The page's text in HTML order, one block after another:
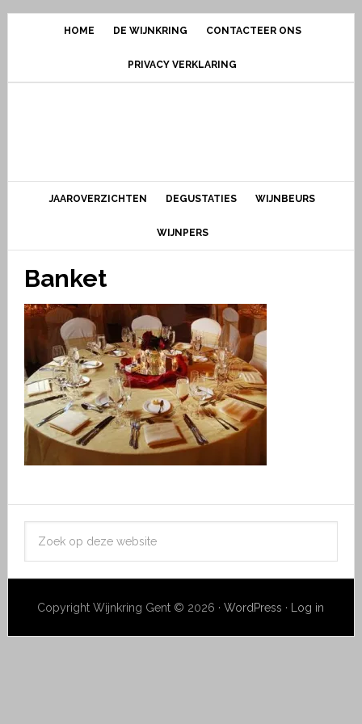
HOME DE WIJNKRING CONTACTEER ONS
PRIVACY VERKLARING
JAAROVERZICHTEN DEGUSTATIES WIJNBEURS
WIJNPERS
Banket
Copyright Wijnkring Gent © 2026 ·WordPress · Log in